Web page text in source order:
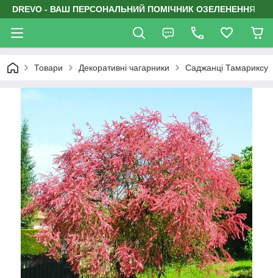
DREVO - ВАШ ПЕРСОНАЛЬНИЙ ПОМІЧНИК ОЗЕЛЕНЕННЯ
Товари Декоративні чагарники Саджанці Тамариксу